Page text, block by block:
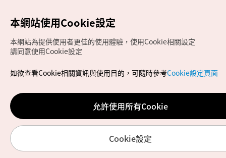
Copyrights (c) 韓國觀光公社版權所有
如有相關疑問或建議，歡迎來信至官方信箱
chinese_big5@knto.or.kr
本網站使用Cookie設定
本網站為提供使用者更佳的使用體驗，使用Cookie相關設定
請同意使用Cookie設定
如欲查看Cookie相關資訊與使用目的，可隨時參考Cookie設定頁面
允許使用所有Cookie
Cookie設定